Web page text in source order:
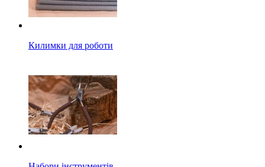
Килимки для роботи